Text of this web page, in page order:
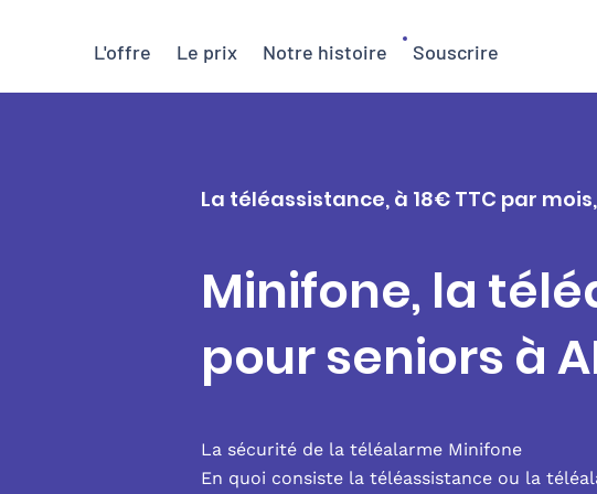
L'offre Le prix Notre histoire Souscrire
La téléassistance, à 18€ TTC par
Minifone, la
pour seniors à
La sécurité de la téléalarme Minifone
En quoi consiste la téléassistance ou la